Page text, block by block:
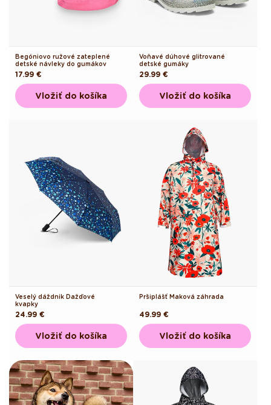
Begóniovo ružové zateplené
detské návleky do gumákov
Pôvodná
cena
17.99 €
Vložiť do košíka
Voňavé dúhové glitrované
detské gumáky
Pôvodná
cena
29.99 €
Vložiť do košíka
Veselý dáždnik Dažďové
kvapky
Pôvodná
cena
24.99 €
Vložiť do košíka
Pršiplášť Maková záhrada
Pôvodná
cena
49.99 €
Vložiť do košíka